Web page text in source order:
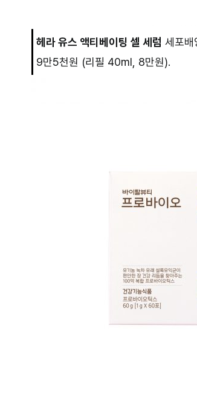
헤라 유스 액티베이팅 셀 세럼 세포배
9만5천원 (리필 40ml, 8만원).